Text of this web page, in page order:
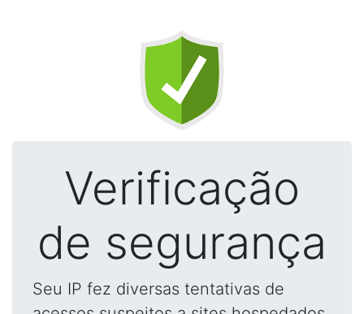
Verificação
de segurança
Seu IP fez diversas tentativas de